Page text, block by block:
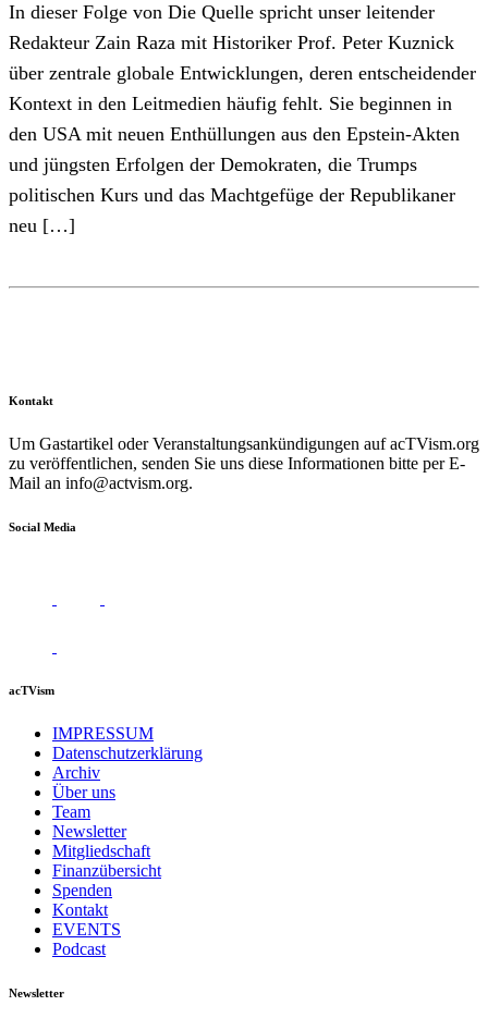
In dieser Folge von Die Quelle spricht unser leitender
Redakteur Zain Raza mit Historiker Prof. Peter Kuznick
über zentrale globale Entwicklungen, deren entscheidender
Kontext in den Leitmedien häufig fehlt. Sie beginnen in
den USA mit neuen Enthüllungen aus den Epstein-Akten
und jüngsten Erfolgen der Demokraten, die Trumps
politischen Kurs und das Machtgefüge der Republikaner
neu […]
Kontakt
Um Gastartikel oder Veranstaltungsankündigungen auf acTVism.org
zu veröffentlichen, senden Sie uns diese Informationen bitte per E-
Mail an info@actvism.org.
Social Media
acTVism
IMPRESSUM
Datenschutzerklärung
Archiv
Über uns
Team
Newsletter
Mitgliedschaft
Finanzübersicht
Spenden
Kontakt
EVENTS
Podcast
Newsletter